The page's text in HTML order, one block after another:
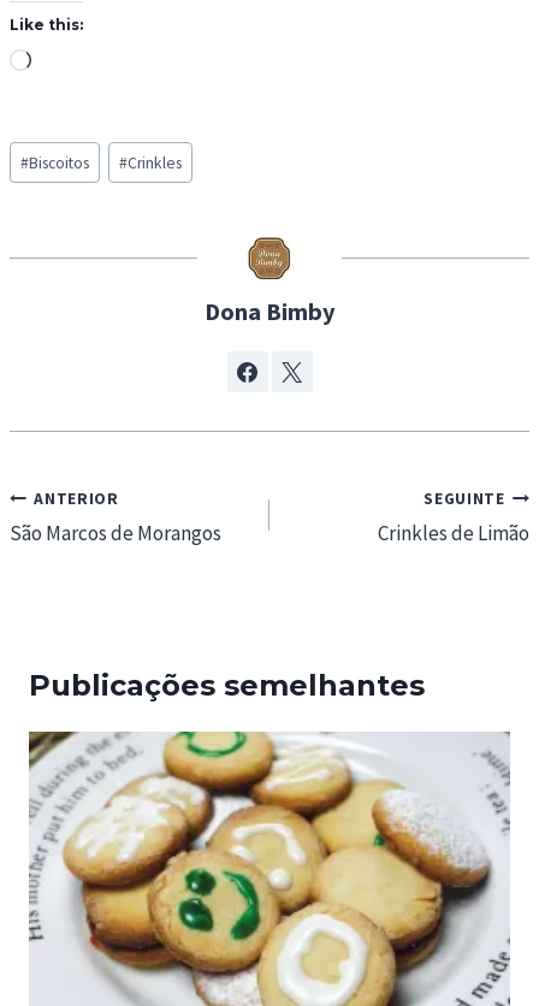
Like this:
L
d
i
g
Post
Tags:
#Biscoitos #Crinkles
Dona Bimby
Navegação
de
ANTERIOR
São Marcos de Morangos
SEGUINTE
Crinkles de Limão
Publicações semelhantes